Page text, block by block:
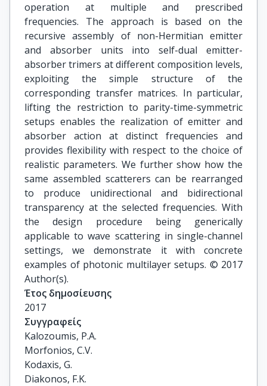
operation at multiple and prescribed
frequencies. The approach is based on the
recursive assembly of non-Hermitian emitter
and absorber units into self-dual emitter-
absorber trimers at different composition levels,
exploiting the simple structure of the
corresponding transfer matrices. In particular,
lifting the restriction to parity-time-symmetric
setups enables the realization of emitter and
absorber action at distinct frequencies and
provides flexibility with respect to the choice of
realistic parameters. We further show how the
same assembled scatterers can be rearranged
to produce unidirectional and bidirectional
transparency at the selected frequencies. With
the design procedure being generically
applicable to wave scattering in single-channel
settings, we demonstrate it with concrete
examples of photonic multilayer setups. © 2017
Author(s).
Έτος δημοσίευσης
2017
Συγγραφείς
Kalozoumis, P.A.
Morfonios, C.V.
Kodaxis, G.
Diakonos, F.K.